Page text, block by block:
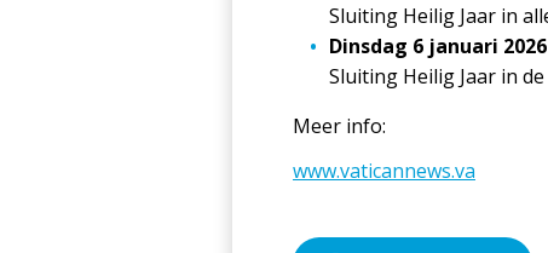
Sluiting Heilig Jaar in
Dinsdag 6 januari 2026
Sluiting Heilig Jaar in
Meer info:
www.vaticannews.va